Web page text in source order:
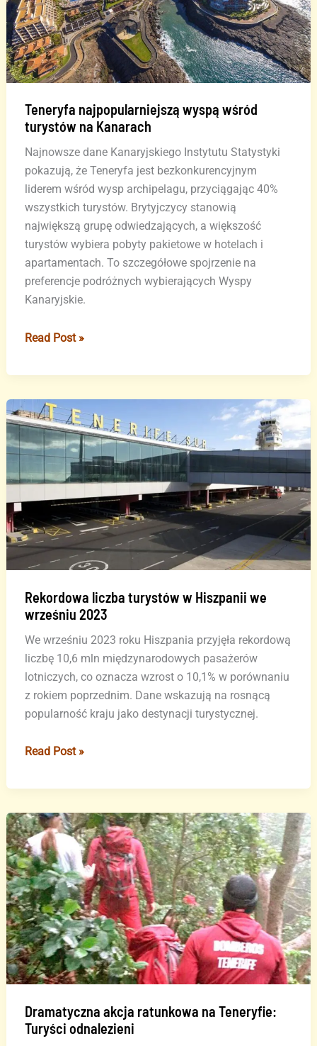
Teneryfa najpopularniejszą wyspą wśród
turystów na Kanarach
Najnowsze dane Kanaryjskiego Instytutu Statystyki
pokazują, że Teneryfa jest bezkonkurencyjnym
liderem wśród wysp archipelagu, przyciągając 40%
wszystkich turystów. Brytyjczycy stanowią
największą grupę odwiedzających, a większość
turystów wybiera pobyty pakietowe w hotelach i
apartamentach. To szczegółowe spojrzenie na
preferencje podróżnych wybierających Wyspy
Kanaryjskie.
Teneryfa
wyspą
turystów
na
Kanarach
Read Post »
Rekordowa liczba turystów w Hiszpanii we
wrześniu 2023
We wrześniu 2023 roku Hiszpania przyjęła rekordową
liczbę 10,6 mln międzynarodowych pasażerów
lotniczych, co oznacza wzrost o 10,1% w porównaniu
z rokiem poprzednim. Dane wskazują na rosnącą
popularność kraju jako destynacji turystycznej.
Rekordowa
turystów
Hiszpanii
we
wrześniu
2023
Read Post »
Dramatyczna akcja ratunkowa na Teneryfie:
Turyści odnalezieni